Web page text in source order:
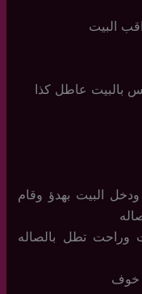
البيت
بالبيت عاطل كذا
البيت بهدؤ وقام
تطل بالصاله
خوف